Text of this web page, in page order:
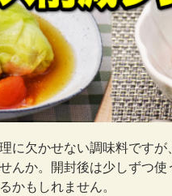
に欠かせない調味料です
んか。開封後は少しずつ
かもしれません。